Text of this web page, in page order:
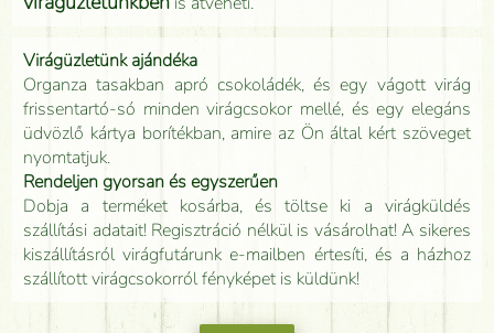
Virágüzletünk ajándéka
Organza tasakban apró csokoládék, és egy vágott virág
frissentartó-só minden virágcsokor mellé, és egy elegáns
üdvözlő kártya borítékban, amire az Ön által kért szöveget
nyomtatjuk.
Rendeljen gyorsan és egyszerűen
Dobja a terméket kosárba, és töltse ki a virágküldés
szállítási adatait! Regisztráció nélkül is vásárolhat! A sikeres
kiszállításról virágfutárunk e-mailben értesíti, és a házhoz
szállított virágcsokorról fényképet is küldünk!